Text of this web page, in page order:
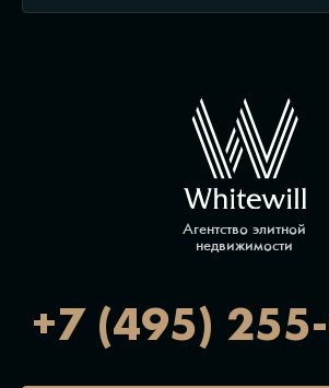
Агентство элитной
недвижимости
+7 (495)